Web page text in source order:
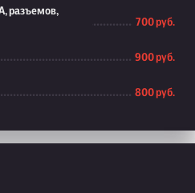
разъемов,
700 руб.
900 руб.
800 руб.